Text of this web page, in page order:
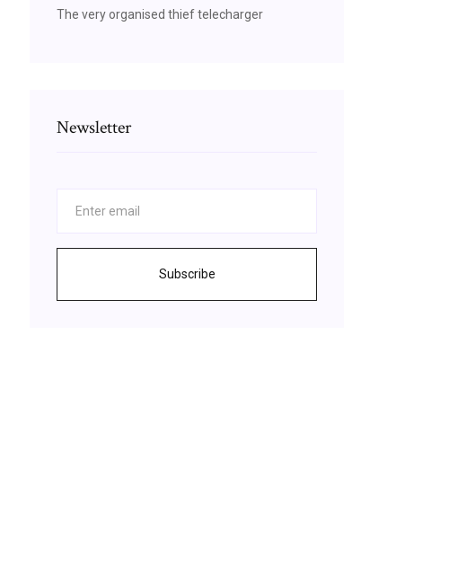
The very organised thief telecharger
Newsletter
Subscribe